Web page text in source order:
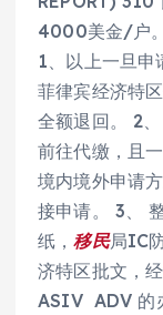
4000美金/户
1、以上一旦申
菲律宾经济特
全额退回。 2
前往代缴，且
境内境外申请
接申请。 3、
纸，移民局IC
济特区批文，
ASIV ADV 的